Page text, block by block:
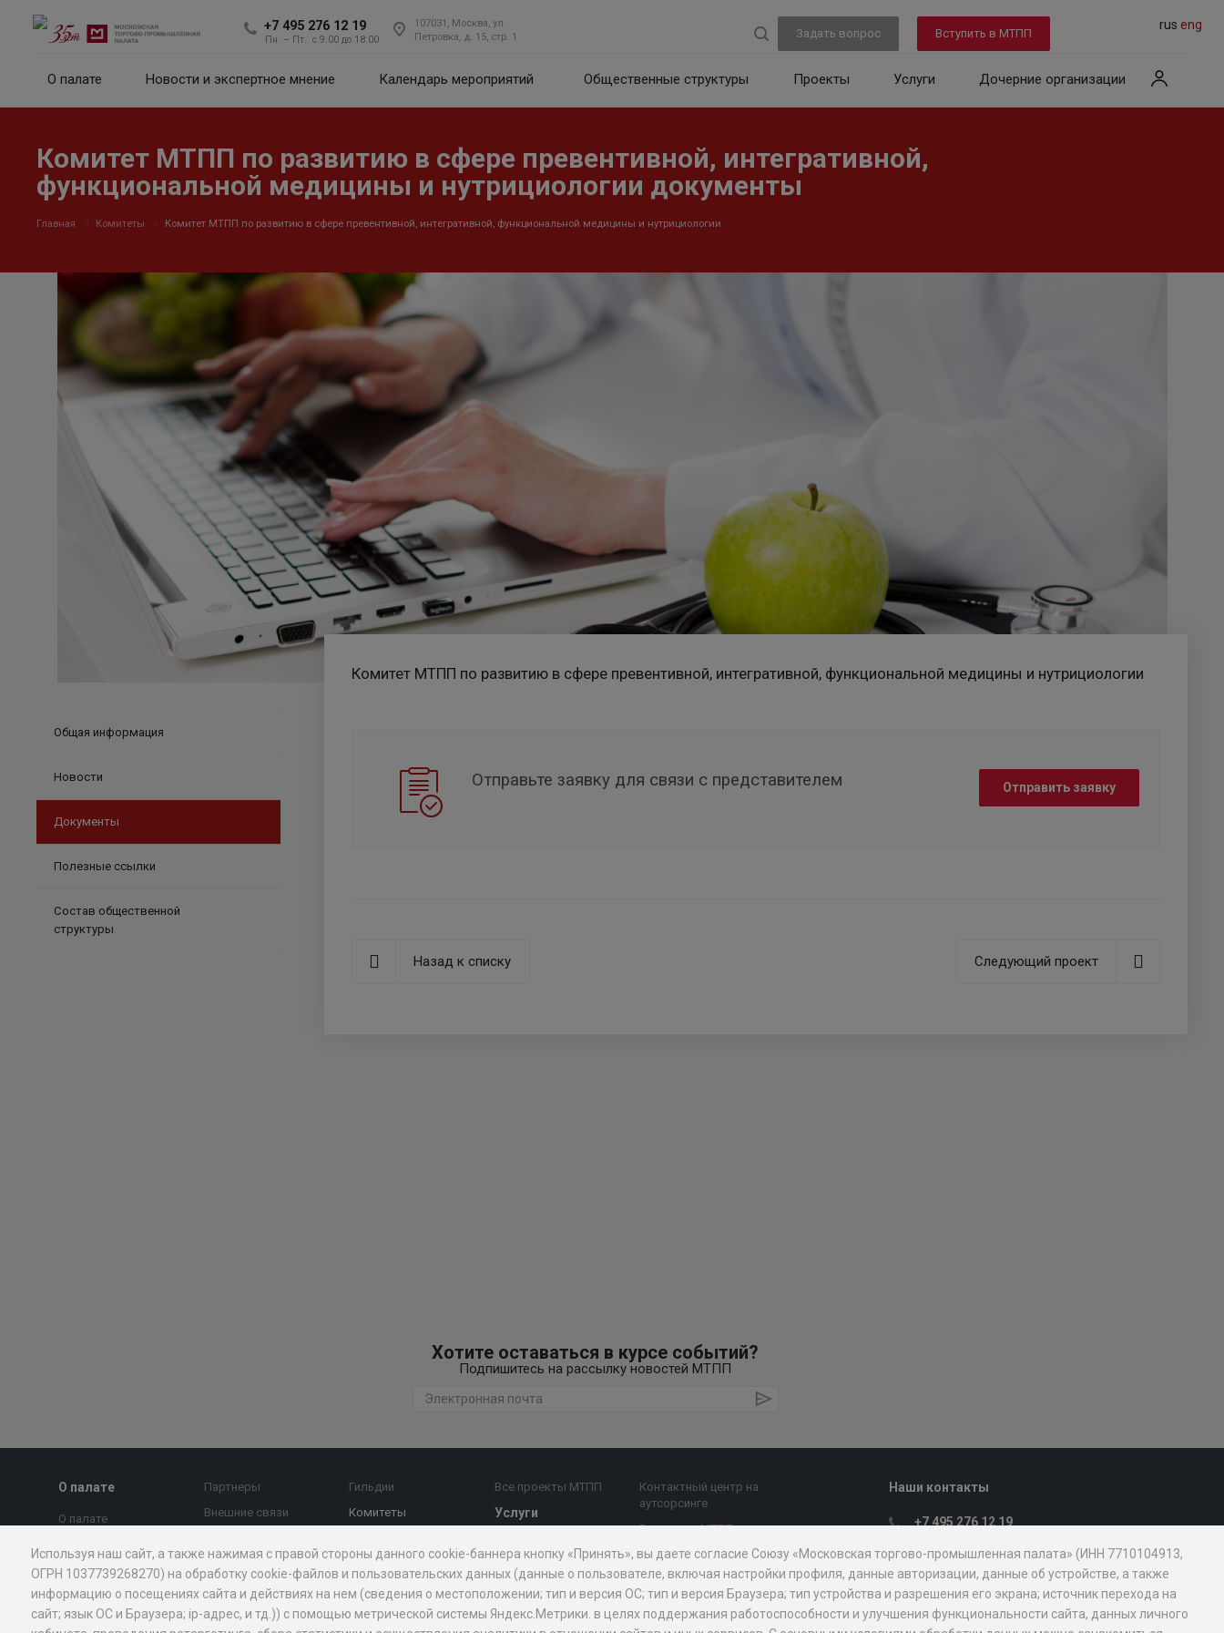
+7 495 276 12 19
Пн. – Пт.: с 9:00 до 18:00
107031, Москва, ул.
Петровка, д. 15, стр. 1
Задать вопрос Вступить в МТПП
rus eng
О палате Новости и экспертное мнение Календарь мероприятий Общественные структуры Проекты Услуги Дочерние организации
Комитет МТПП по развитию в сфере превентивной, интегративной,
функциональной медицины и нутрициологии документы
Главная Комитеты Комитет МТПП по развитию в сфере превентивной, интегративной, функциональной медицины и нутрициологии
Комитет МТПП по развитию в сфере превентивной, интегративной, функциональной медицины и нутрициологии
Отправьте заявку для связи с представителем Отправить заявку
Назад к списку Следующий проект
Общая информация
Новости
Документы
Полезные ссылки
Состав общественной
структуры
Хотите оставаться в курсе событий?
Подпишитесь на рассылку новостей МТПП
О палате
О палате
Президент
Правление
Вице-президенты
Партнеры
Внешние связи
коррупции
Контакты
Новости и
экспертное мнение
Гильдии
Комитеты
Экспертный совет
МТПП
Проекты
Все проекты МТПП
Услуги
диагностика
предпринимательства
Внешнеэкономическая
Контактный центр на
аутсорсинге
Все услуги МТПП
Дочерние
организации
АО "Мосэкспертиза"
БЦ "Меркурий"
Наши контакты
+7 495 276 12 19
107031, Москва, ул. Петровка, д. 15, стр.
1
mostpp@mostpp.ru
Используя наш сайт, а также нажимая с правой стороны данного cookie-баннера кнопку «Принять», вы даете согласие Союзу «Московская торгово-промышленная палата» (ИНН 7710104913,
ОГРН 1037739268270) на обработку cookie-файлов и пользовательских данных (данные о пользователе, включая настройки профиля, данные авторизации, данные об устройстве, а также
информацию о посещениях сайта и действиях на нем (сведения о местоположении; тип и версия ОС; тип и версия Браузера; тип устройства и разрешения его экрана; источник перехода на
сайт; язык ОС и Браузера; ip-адрес, и тд.)) с помощью метрической системы Яндекс.Метрики. в целях поддержания работоспособности и улучшения функциональности сайта, данных личного